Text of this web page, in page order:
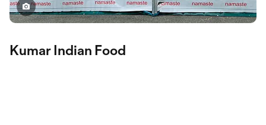
Kumar Indian Food